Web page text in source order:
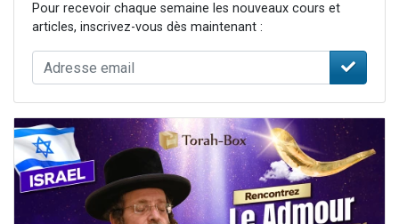
Pour recevoir chaque semaine les nouveaux cours et
articles, inscrivez-vous dès maintenant :